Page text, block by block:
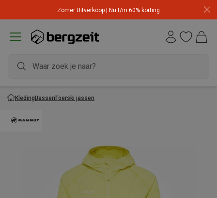
Zomer Uitverkoop | Nu t/m 60% korting
KledingJassenToerski jassen